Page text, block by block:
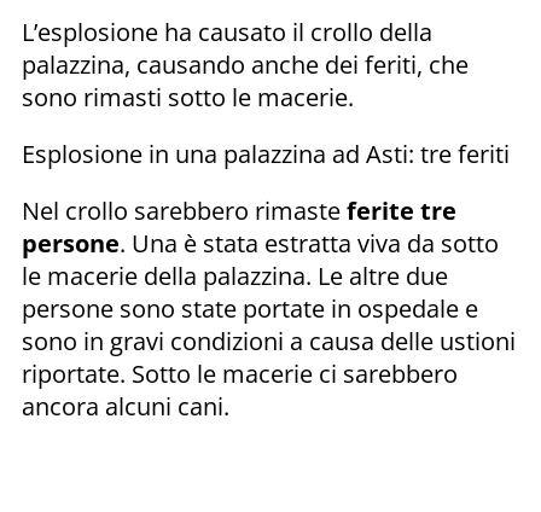
L’esplosione ha causato il crollo della
palazzina, causando anche dei feriti, che
sono rimasti sotto le macerie.
Esplosione in una palazzina ad Asti: tre feriti
Nel crollo sarebbero rimasteferite tre
persone. Una è stata estratta viva da sotto
le macerie della palazzina. Le altre due
persone sono state portate in ospedale e
sono in gravi condizioni a causa delle ustioni
riportate. Sotto le macerie ci sarebbero
ancora alcuni cani.